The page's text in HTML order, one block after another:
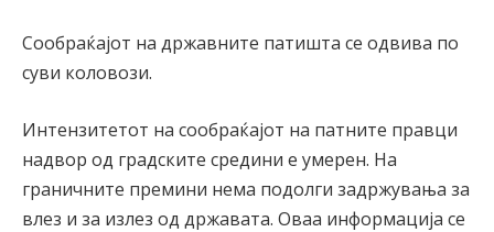
Сообраќајот на државните патишта се одвива по
суви коловози.
Интензитетот на сообраќајот на патните правци
надвор од градските средини е умерен. На
граничните премини нема подолги задржувања за
влез и за излез од државата. Оваа информација се